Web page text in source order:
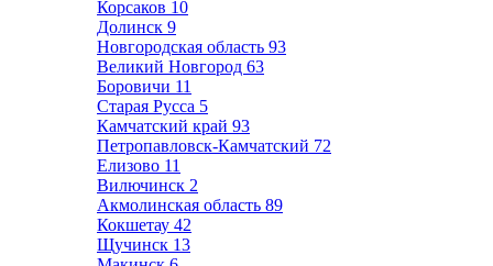
Корсаков 10
Долинск 9
Новгородская область 93
Великий Новгород 63
Боровичи 11
Старая Русса 5
Камчатский край 93
Петропавловск-Камчатский 72
Елизово 11
Вилючинск 2
Акмолинская область 89
Кокшетау 42
Щучинск 13